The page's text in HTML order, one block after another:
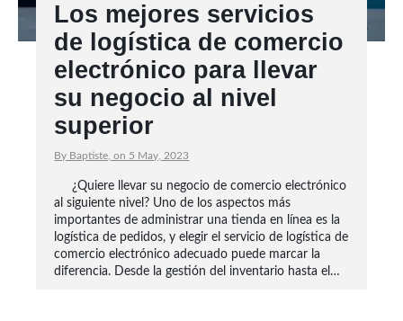
Los mejores servicios
de logística de comercio
electrónico para llevar
su negocio al nivel
superior
By Baptiste, on 5 May, 2023
¿Quiere llevar su negocio de comercio electrónico
al siguiente nivel? Uno de los aspectos más
importantes de administrar una tienda en línea es la
logística de pedidos, y elegir el servicio de logística de
comercio electrónico adecuado puede marcar la
diferencia. Desde la gestión del inventario hasta el…